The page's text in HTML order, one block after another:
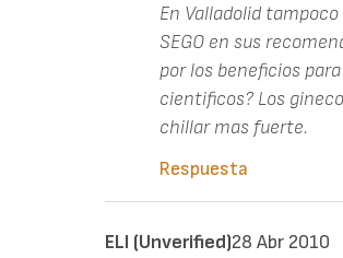
En Valladolid
SEGO en sus
por los beneficios
cientificos? Los
chillar mas fuerte.
Respuesta
ELI (unverified)28 Abr 2010